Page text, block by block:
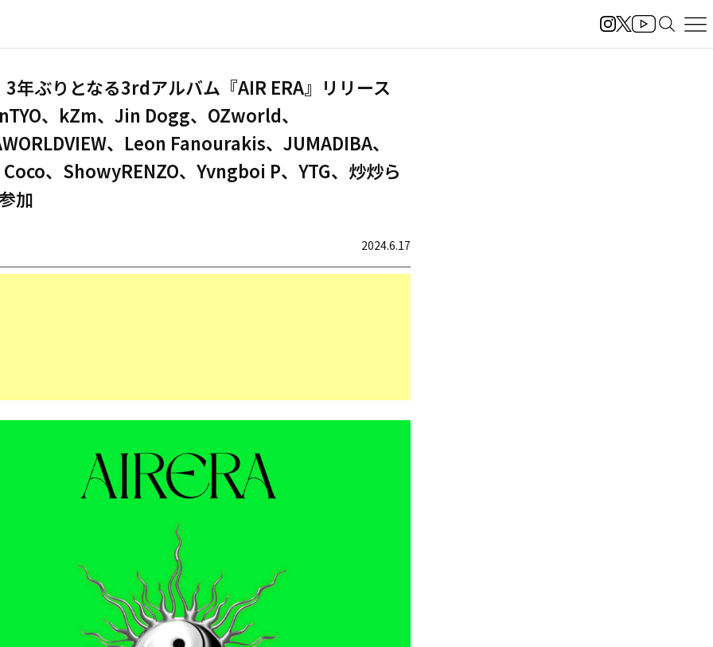
3年ぶりとなる3rdアルバム『AIR ERA』リリース
、kZm、Jin Dogg、OZworld、
、Leon Fanourakis、JUMADIBA、
、ShowyRENZO、Yvngboi P、YTG、炒炒ら
加
2024.6.17